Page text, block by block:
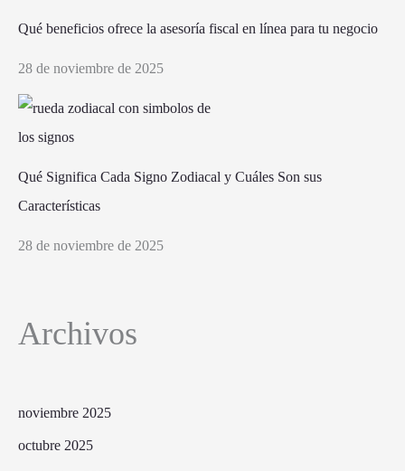
Qué beneficios ofrece la asesoría fiscal en línea para tu negocio
28 de noviembre de 2025
Qué Significa Cada Signo Zodiacal y Cuáles Son sus
Características
28 de noviembre de 2025
Archivos
noviembre 2025
octubre 2025